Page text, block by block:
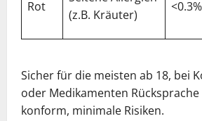
Rot
(z.B. Kräuter)
<0.3%
Sicher für die meisten ab 18, bei
oder Medikamenten Rücksprache
konform, minimale Risiken.